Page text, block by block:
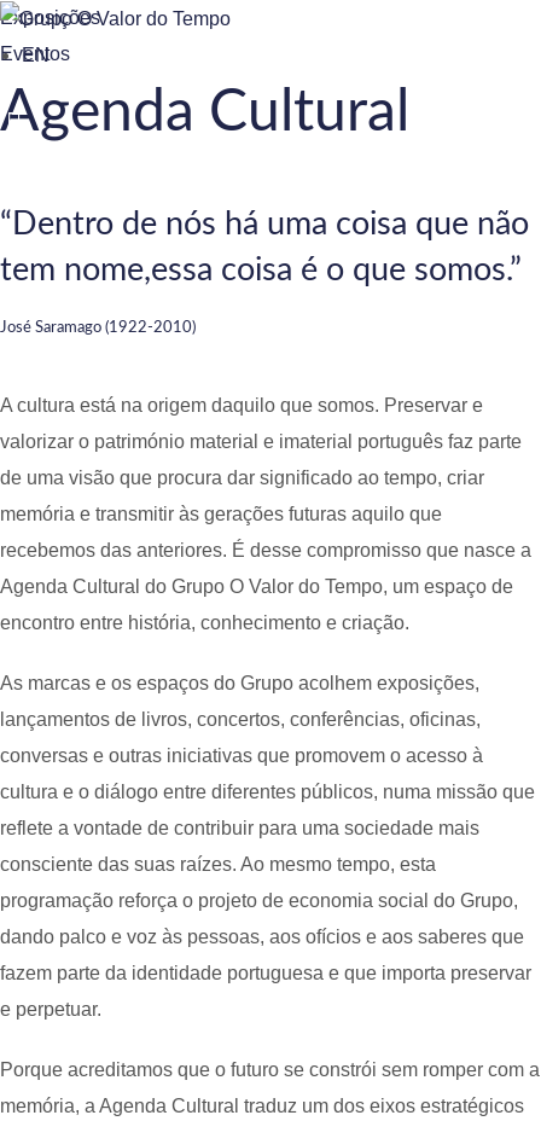
t
EN
Exposições
Eventos
Agenda Cultural
“Dentro de nós há uma coisa que não
tem nome,essa coisa é o que somos.”
José Saramago (1922-2010)
A cultura está na origem daquilo que somos. Preservar e
valorizar o património material e imaterial português faz parte
de uma visão que procura dar significado ao tempo, criar
memória e transmitir às gerações futuras aquilo que
recebemos das anteriores. É desse compromisso que nasce a
Agenda Cultural do Grupo O Valor do Tempo, um espaço de
encontro entre história, conhecimento e criação.
As marcas e os espaços do Grupo acolhem exposições,
lançamentos de livros, concertos, conferências, oficinas,
conversas e outras iniciativas que promovem o acesso à
cultura e o diálogo entre diferentes públicos, numa missão que
reflete a vontade de contribuir para uma sociedade mais
consciente das suas raízes. Ao mesmo tempo, esta
programação reforça o projeto de economia social do Grupo,
dando palco e voz às pessoas, aos ofícios e aos saberes que
fazem parte da identidade portuguesa e que importa preservar
e perpetuar.
Porque acreditamos que o futuro se constrói sem romper com a
memória, a Agenda Cultural traduz um dos eixos estratégicos